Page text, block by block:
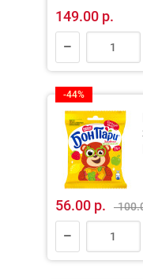
149.00 р.
-44%
56.00 р.